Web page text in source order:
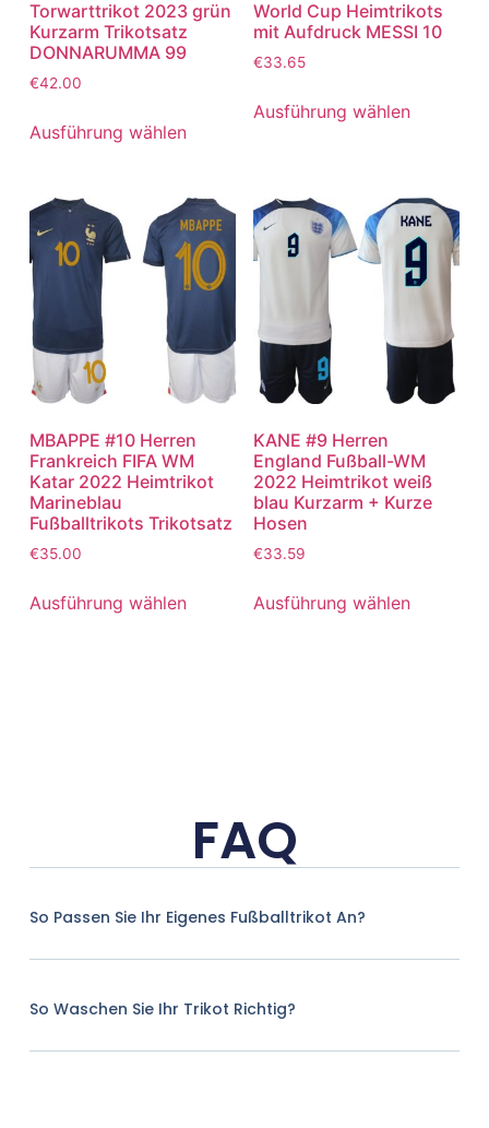
Torwarttrikot 2023 grün
Kurzarm Trikotsatz
DONNARUMMA 99
€42.00
Ausführung wählen
World Cup Heimtrikots
mit Aufdruck MESSI 10
€33.65
Ausführung wählen
MBAPPE #10 Herren
Frankreich FIFA WM
Katar 2022 Heimtrikot
Marineblau
Fußballtrikots Trikotsatz
€35.00
Ausführung wählen
KANE #9 Herren
England Fußball-WM
2022 Heimtrikot weiß
blau Kurzarm + Kurze
Hosen
€33.59
Ausführung wählen
FAQ
So Passen Sie Ihr Eigenes Fußballtrikot An?
So Waschen Sie Ihr Trikot Richtig?